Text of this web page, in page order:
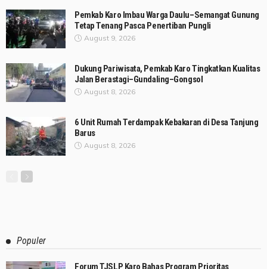
Pemkab Karo Imbau Warga Daulu–Semangat Gunung
Tetap Tenang Pasca Penertiban Pungli
August 9, 2026
Dukung Pariwisata, Pemkab Karo Tingkatkan Kualitas
Jalan Berastagi–Gundaling–Gongsol
August 8, 2026
6 Unit Rumah Terdampak Kebakaran di Desa Tanjung
Barus
August 8, 2026
Populer
Forum TJSLP Karo Bahas Program Prioritas